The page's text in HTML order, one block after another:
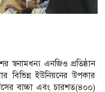
স্বনামধন্য এনজিও প্রতিষ্ঠান
বিভিন্ন ইউনিয়নের উপকার
বাচ্চা এবং চারশত(৪০০)